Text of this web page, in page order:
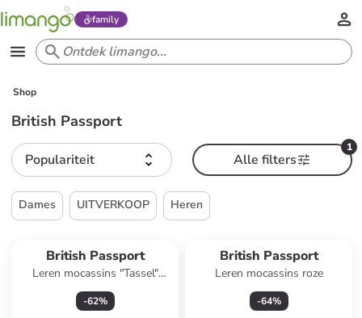
family
Shop
British Passport
Populariteit
1
Alle filters
Dames UITVERKOOP Heren
British Passport
Leren mocassins "Tassel"
donkerblauw
-62%
British Passport
Leren mocassins roze
-64%